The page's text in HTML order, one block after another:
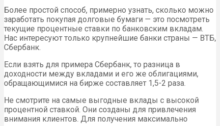
Более простой способ, примерно узнать, сколько можно
заработать покупая долговые бумаги — это посмотреть
текущие процентные ставки по банковским вкладам.
Нас интересуют только крупнейшие банки страны — ВТБ,
Сбербанк.
Если взять для примера Сбербанк, то разница в
доходности между вкладами и его же облигациями,
обращающимися на бирже составляет 1,5-2 раза.
Не смотрите на самые выгодные вклады с высокой
процентной ставкой. Они созданы для привлечения
внимания клиентов. Для получения максимально